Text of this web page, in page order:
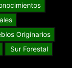
Originarios
Sur Forestal